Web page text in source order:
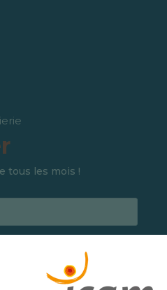
tous les mois !